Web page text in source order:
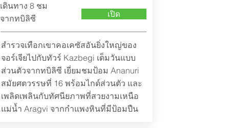
เดินทาง 8 ชม
จากทบิลิซี เปิด
สำรวจเทือกเขาคอเคซัสอันยิ่งใหญ่ของ
จอร์เจียไปกับทัวร์ Kazbegi เต็มวันแบบ
ส่วนตัวจากทบิลิซี เยี่ยมชมป้อม Ananuri
สมัยศตวรรษที่ 16 พร้อมไกด์ส่วนตัว และ
เพลิดเพลินกับทัศนียภาพที่สวยงามเหนือ
แม่น้ำ Aragvi จากกำแพงหินที่มีป้อมปืน